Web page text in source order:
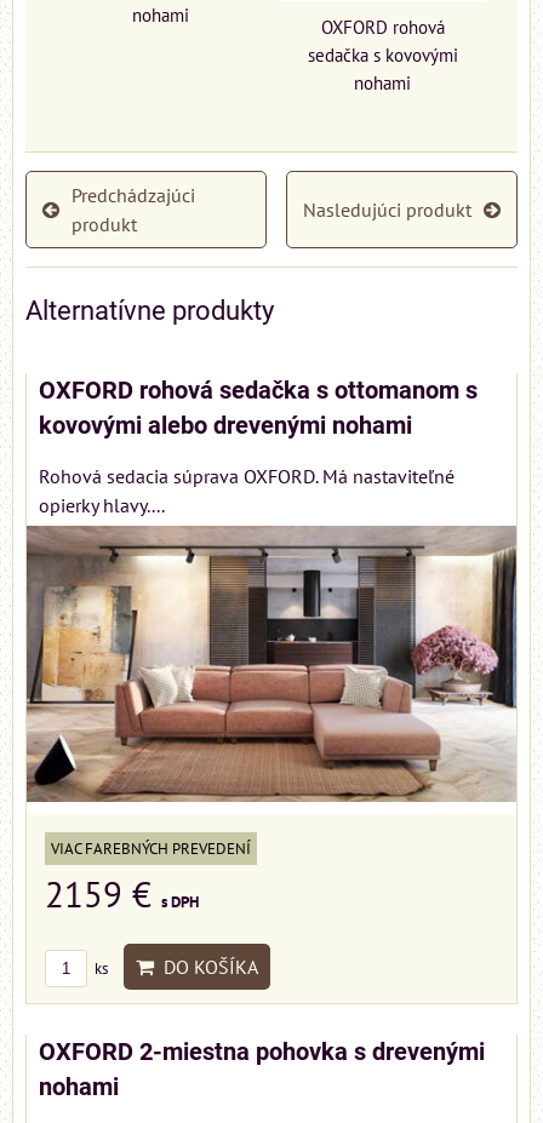
nohami
OXFORD rohová
sedačka s kovovými
nohami
Predchádzajúci
produkt
Nasledujúci produkt
Alternatívne produkty
OXFORD rohová sedačka s ottomanom s
kovovými alebo drevenými nohami
Rohová sedacia súprava OXFORD. Má nastaviteľné
opierky hlavy....
VIAC FAREBNÝCH PREVEDENÍ
2159 € s DPH
ks DO KOŠÍKA
OXFORD 2-miestna pohovka s drevenými
nohami